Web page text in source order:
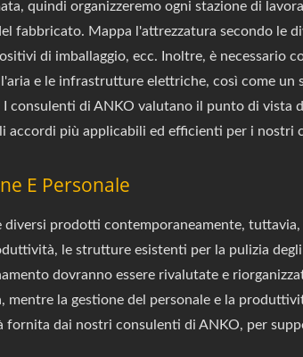
quindi organizzeremo ogni stazione di
fabbricato. Mappa l'attrezzatura secondo le
di imballaggio, ecc. Inoltre, è necessario
e le infrastrutture elettriche, così come un
consulenti di ANKO valutano il punto di vista
accordi più applicabili ed efficienti per i nostri
E Personale
prodotti contemporaneamente,
le strutture esistenti per la pulizia
dovranno essere rivalutate e
la gestione del personale e la
fornita dai nostri consulenti di ANKO, per